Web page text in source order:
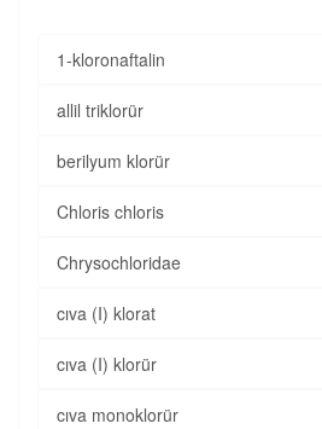
1-kloronaftalin
allil triklorür
berilyum klorür
Chloris chloris
Chrysochloridae
cıva (I) klorat
cıva (I) klorür
cıva monoklorür